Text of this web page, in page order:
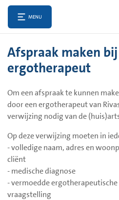
MENU
Afspraak maken
ergotherapeut
Om een afspraak te kunnen
door een ergotherapeut van
verwijzing nodig van de
Op deze verwijzing moeten in
- volledige naam, adres en
cliënt
- medische diagnose
- vermoedde
vraagstelling